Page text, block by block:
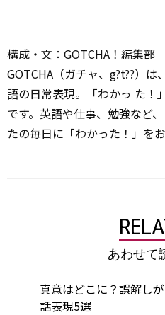
構成・文：GOTCHA！編集部
GOTCHA（ガチャ、g?t??）
語の日常表現。「わかっ た！
です。英語や仕事、勉強など
たの毎日に「わかった！」をお
あわせて
真意はどこに？誤解し
話表現5選